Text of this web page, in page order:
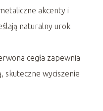
akcenty i
naturalny urok
cegła zapewnia
skuteczne wyciszenie